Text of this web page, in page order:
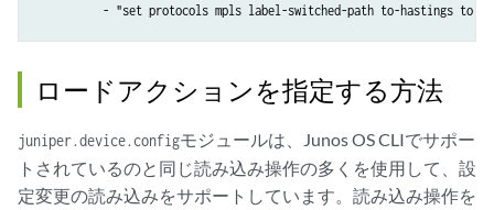
- "set protocols mpls label-switched-path to-hastings to
ロードアクションを指定する方法
juniper.device.configモジュールは、Junos OS CLIでサポー
トされているのと同じ読み込み操作の多くを使用して、設
定変更の読み込みをサポートしています。読み込み操作を